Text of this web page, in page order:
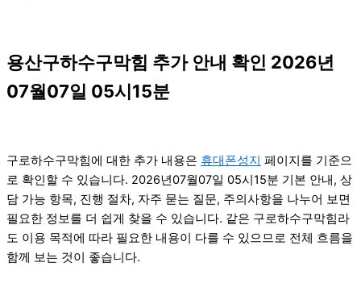
용산구하수구막힘 추가 안내 확인 2026년
07월07일 05시15분
구로하수구막힘에 대한 추가 내용은 휴대폰성지 페이지를 기준으
로 확인할 수 있습니다. 2026년07월07일 05시15분 기본 안내, 상
담 가능 항목, 진행 절차, 자주 묻는 질문, 주의사항을 나누어 보면
필요한 정보를 더 쉽게 찾을 수 있습니다. 같은 구로하수구막힘라
도 이용 목적에 따라 필요한 내용이 다를 수 있으므로 전체 흐름을
함께 보는 것이 좋습니다.